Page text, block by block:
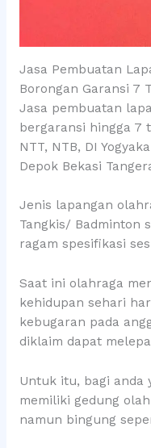
Jasa Pembuatan
Borongan Garansi 7
Jasa pembuatan
bergaransi hingga 7
NTT, NTB, DI
Depok Bekasi
Jenis lapangan
Tangkis/ Badminton
ragam spesifikasi
Saat ini olahraga
kehidupan sehari
kebugaran pada
diklaim dapat
Untuk itu, bagi anda
memiliki gedung
namun bingung